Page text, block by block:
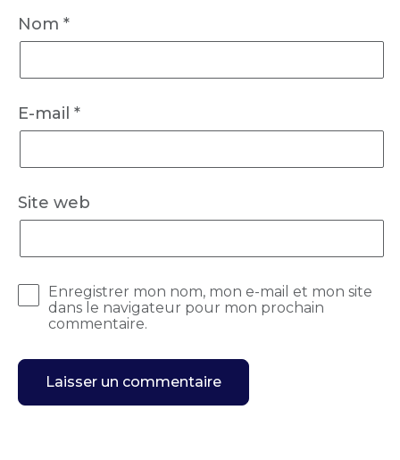
Nom *
E-mail *
Site web
Enregistrer mon nom, mon e-mail et mon site
dans le navigateur pour mon prochain
commentaire.